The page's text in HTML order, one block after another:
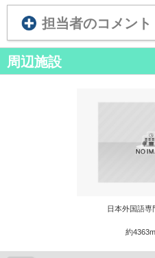
担当者のコメント
周辺施設
日本外国語専
約